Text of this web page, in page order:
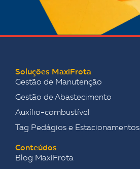
Soluções MaxiFrota
Gestão de Manutenção
Gestão de Abastecimento
Auxílio-combustível
Tag Pedágios e Estacionamentos
Conteúdos
Blog MaxiFrota